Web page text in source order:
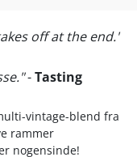
off at the end."
-Tasting
vintage-blend fra
rammer
nogensinde!